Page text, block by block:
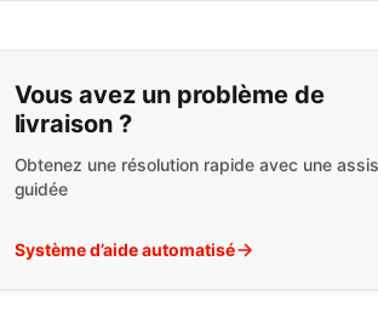
cherchez:
Vous avez un problème de
livraison ?
Obtenez une résolution rapide avec une
guidée
Système d’aide automatisé